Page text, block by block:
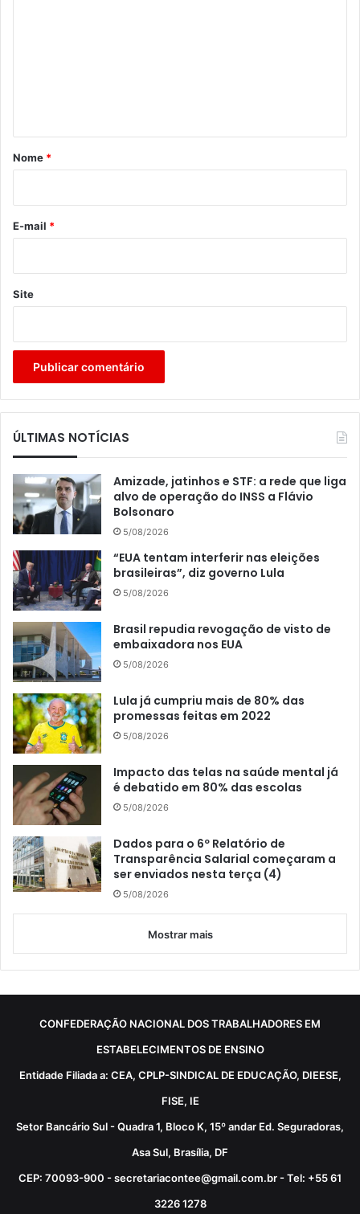
r
*
Nome *
E-mail *
Site
ÚLTIMAS NOTÍCIAS
Amizade, jatinhos e STF: a rede que liga
alvo de operação do INSS a Flávio
Bolsonaro
5/08/2026
“EUA tentam interferir nas eleições
brasileiras”, diz governo Lula
5/08/2026
Brasil repudia revogação de visto de
embaixadora nos EUA
5/08/2026
Lula já cumpriu mais de 80% das
promessas feitas em 2022
5/08/2026
Impacto das telas na saúde mental já
é debatido em 80% das escolas
5/08/2026
Dados para o 6º Relatório de
Transparência Salarial começaram a
ser enviados nesta terça (4)
5/08/2026
Mostrar mais
CONFEDERAÇÃO NACIONAL DOS TRABALHADORES EM
ESTABELECIMENTOS DE ENSINO
Entidade Filiada a: CEA, CPLP-SINDICAL DE EDUCAÇÃO, DIEESE,
FISE, IE
Setor Bancário Sul - Quadra 1, Bloco K, 15º andar Ed. Seguradoras,
Asa Sul, Brasília, DF
CEP: 70093-900 - secretariacontee@gmail.com.br - Tel: +55 61
3226 1278